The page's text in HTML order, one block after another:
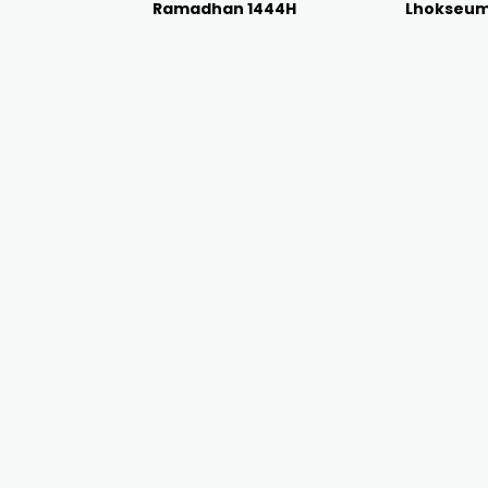
Ramadhan 1444H